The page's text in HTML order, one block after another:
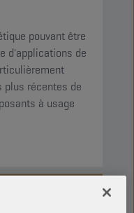
pouvant être
d'applications de
récentes de
à usage